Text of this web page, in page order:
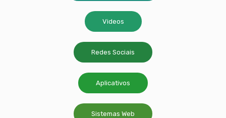
Videos
Redes Sociais
Aplicativos
Sistemas Web